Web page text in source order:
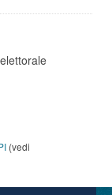
(vedi